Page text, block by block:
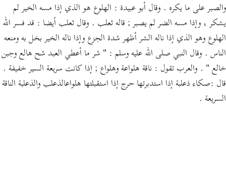
والصبر على ما يكره . وقال أبو عبيدة : الهلوع هو الذي إذا مسه الخير لم
يشكر ، وإذا مسه الضر لم يصبر ; قاله ثعلب . وقال ثعلب أيضا : قد فسر الله
الهلوع وهو الذي إذا ناله الشر أظهر شدة الجزع وإذا ناله الخير بخل به ومنعه
الناس . وقال النبي صلى الله عليه وسلم : " شر ما أعطي العبد شح هالع وجبن
خالع " . والعرب تقول : ناقة هلواعة وهلواع ; إذا كانت سريعة السير خفيفة .
قال :صكاء ذعلبة إذا استدبرتها حرج إذا استقبلتها هلواعالذعلب والذعلبة الناقة
السريعة .